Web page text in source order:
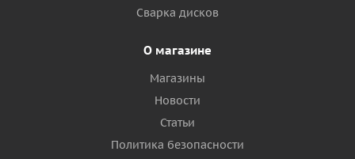
Сварка дисков
О магазине
Магазины
Новости
Статьи
Политика безопасности